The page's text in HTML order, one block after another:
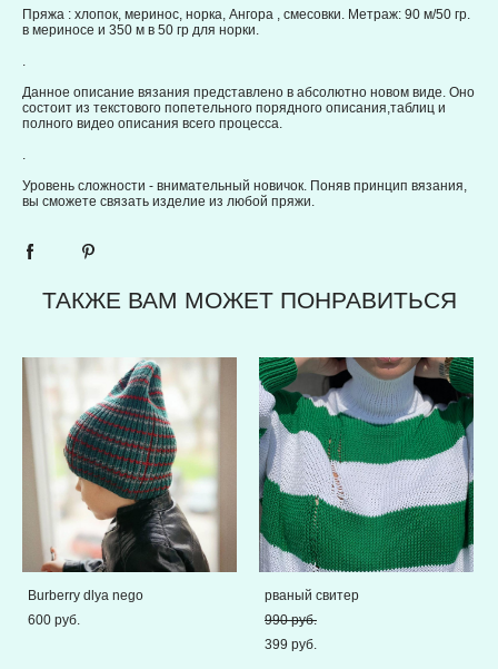
Пряжа : хлопок, меринос, норка, Ангора , смесовки. Метраж: 90 м/50 гр.
в мериносе и 350 м в 50 гр для норки.
.
Данное описание вязания представлено в абсолютно новом виде. Оно
состоит из текстового попетельного порядного описания,таблиц и
полного видео описания всего процесса.
.
Уровень сложности - внимательный новичок. Поняв принцип вязания,
вы сможете связать изделие из любой пряжи.
ТАКЖЕ ВАМ МОЖЕТ ПОНРАВИТЬСЯ
Burberry dlya nego
600 pуб.
рваный свитер
990 pуб.
399 pуб.